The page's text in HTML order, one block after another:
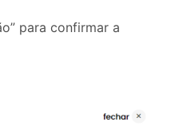
para confirmar a